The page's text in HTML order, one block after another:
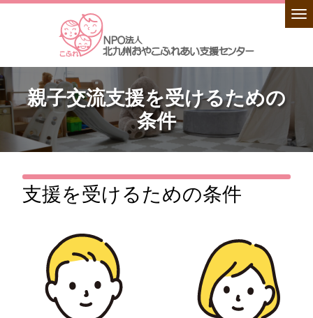
親子交流支援を受けるための
条件
支援を受けるための条件